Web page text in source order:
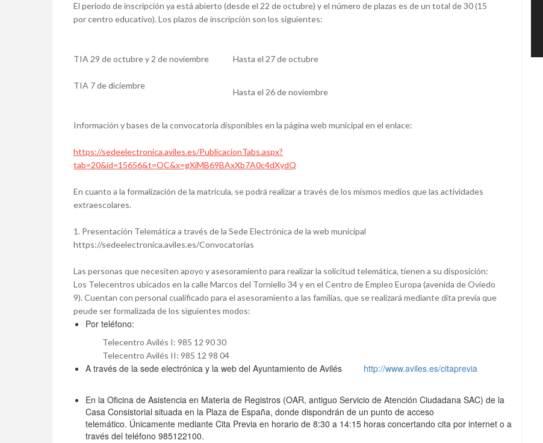
El periodo de inscripción ya está abierto (desde el 22 de octubre) y el número de plazas es de un total de 30 (15
por centro educativo). Los plazos de inscripción son los siguientes:
TIA 29 de octubre y 2 de noviembre Hasta el 27 de octubre
TIA 7 de diciembre
Hasta el 26 de noviembre
Información y bases de la convocatoria disponibles en la página web municipal en el enlace:
https://sedeelectronica.aviles.es/PublicacionTabs.aspx?
tab=20&id=15656&t=OC&x=gXiMB69BAxXb7A0c4dXydQ
En cuanto a la formalización de la matrícula, se podrá realizar a través de los mismos medios que las actividades
extraescolares.
1. Presentación Telemática a través de la Sede Electrónica de la web municipal
https://sedeelectronica.aviles.es/Convocatorias
Las personas que necesiten apoyo y asesoramiento para realizar la solicitud telemática, tienen a su disposición:
Los Telecentros ubicados en la calle Marcos del Torniello 34 y en el Centro de Empleo Europa (avenida de Oviedo
9). Cuentan con personal cualificado para el asesoramiento a las familias, que se realizará mediante dita previa que
peude ser formalizada de los siguientes modos:
Por teléfono:
Telecentro Avilés I: 985 12 90 30
Telecentro Avilés II: 985 12 98 04
A través de la sede electrónica y la web del Ayuntamiento de Avilés http://www.aviles.es/citaprevia
En la Oficina de Asistencia en Materia de Registros (OAR, antiguo Servicio de Atención Ciudadana SAC) de la
Casa Consistorial situada en la Plaza de España, donde dispondrán de un punto de acceso
telemático. Únicamente mediante Cita Previa en horario de 8:30 a 14:15 horas concertando cita por internet o a
través del teléfono 985122100.